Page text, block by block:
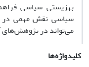
بهزیستی سیاسی
سیاسی نقش مهمی در
می‌تواند در پژوهش‌های
کلیدواژه‌ها